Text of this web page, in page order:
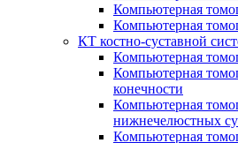
Компьютерная
Компьютерная
КТ костно-суставной
Компьютерная
Компьютерная
конечности
Компьютерная
нижнечелюстных
Компьютерная